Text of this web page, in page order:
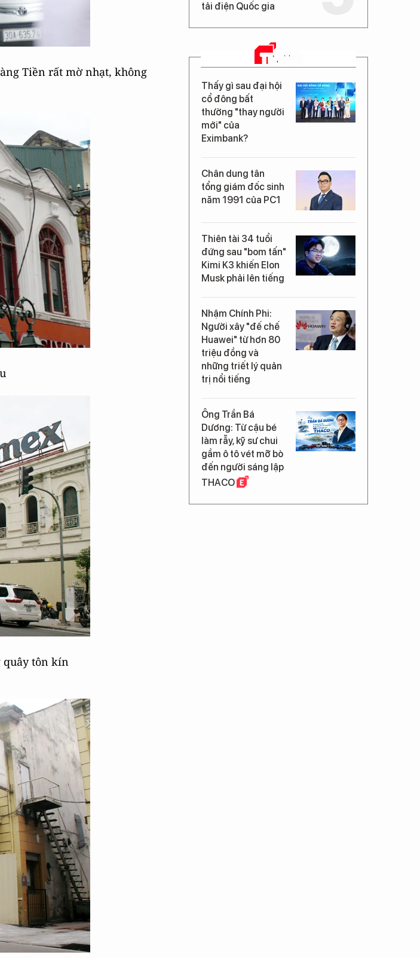
Tiền rất mờ nhạt, không
quây tôn kín
tải điện Quốc gia
TIN MỚI
Thấy gì sau đại hội
cổ đông bất
thường "thay người
mới" của
Eximbank?
Chân dung tân
tổng giám đốc sinh
năm 1991 của PC1
Thiên tài 34 tuổi
đứng sau "bom tấn"
Kimi K3 khiến Elon
Musk phải lên tiếng
Nhậm Chính Phi:
Người xây "đế chế
Huawei" từ hơn 80
triệu đồng và
những triết lý quản
trị nổi tiếng
Ông Trần Bá
Dương: Từ cậu bé
làm rẫy, kỹ sư chui
gầm ô tô vét mỡ bò
đến người sáng lập
THACO